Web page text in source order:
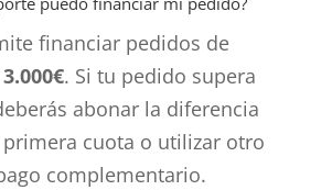
financiar pedidos de
. Si tu pedido supera
abonar la diferencia
cuota o utilizar otro
complementario.